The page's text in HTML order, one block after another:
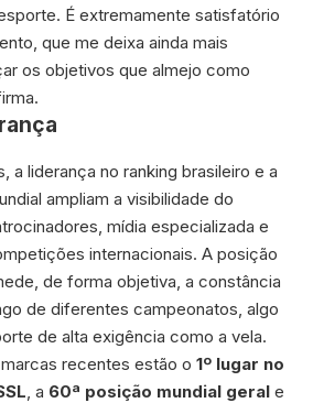
É extremamente satisfatório
que me deixa ainda mais
os objetivos que almejo como
a liderança no ranking brasileiro e a
ampliam a visibilidade do
mídia especializada e
internacionais. A posição
de forma objetiva, a constância
de diferentes campeonatos, algo
de alta exigência como a vela.
recentes estão o 1º lugar no
, a 60ª posição mundial geral e